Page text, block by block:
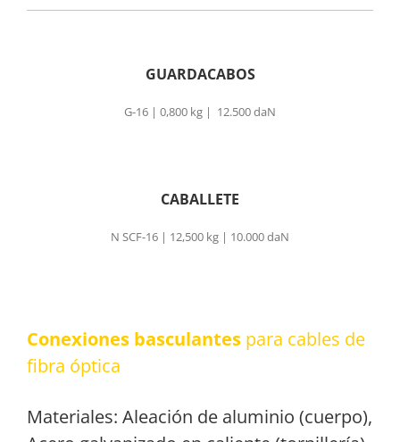
GUARDACABOS
G-16 | 0,800 kg | 12.500 daN
CABALLETE
N SCF-16 | 12,500 kg | 10.000 daN
Conexiones basculantespara cables de
fibra óptica
Materiales: Aleación de aluminio (cuerpo),